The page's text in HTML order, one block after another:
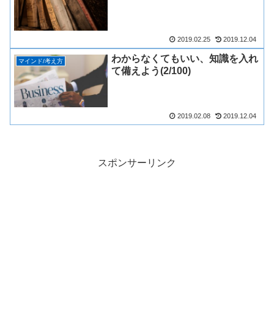
2019.02.25 2019.12.04
マインド/考え方
わからなくてもいい、知識を入れ
て備えよう(2/100)
2019.02.08 2019.12.04
スポンサーリンク